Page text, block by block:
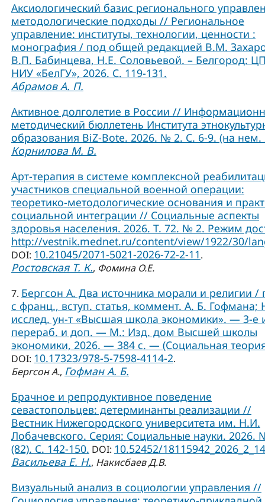
Аксиологический базис регионального
методологические подходы // Региональное
управление: институты, технологии, ценности :
монография / под общей редакцией В.М.
В.П. Бабинцева, Н.Е. Соловьевой. – Белгород:
НИУ «БелГУ», 2026. С. 119-131.
Абрамов А. П.
Активное долголетие в России //
методический бюллетень Института
образования BiZ-Bote. 2026. № 2. С. 6-9. (на нем.
Корнилова М. В.
Арт-терапия в системе комплексной
участников специальной военной операции:
теоретико-методологические основания и
социальной интеграции // Социальные аспекты
здоровья населения. 2026. Т. 72. № 2. Режим
http://vestnik.mednet.ru/content/view/1922/30/
DOI: 10.21045/2071-5021-2026-72-2-11.
Ростовская Т. К., Фомина О.Е.
7. Бергсон А. Два источника морали и религии /
с франц., вступ. статья, коммент. А. Б. Гофмана;
исслед. ун-т «Высшая школа экономики». — 3-е
перераб. и доп. — М.: Изд. дом Высшей школы
экономики, 2026. — 384 с. — (Социальная
DOI: 10.17323/978-5-7598-4114-2.
Бергсон А., Гофман А. Б.
Брачное и репродуктивное поведение
севастопольцев: детерминанты реализации //
Вестник Нижегородского университета им. Н.И.
Лобачевского. Серия: Социальные науки. 2026.
(82). С. 142-150. DOI: 10.52452/
Васильева Е. Н., Накисбаев Д.В.
Визуальный анализ в социологии управления //